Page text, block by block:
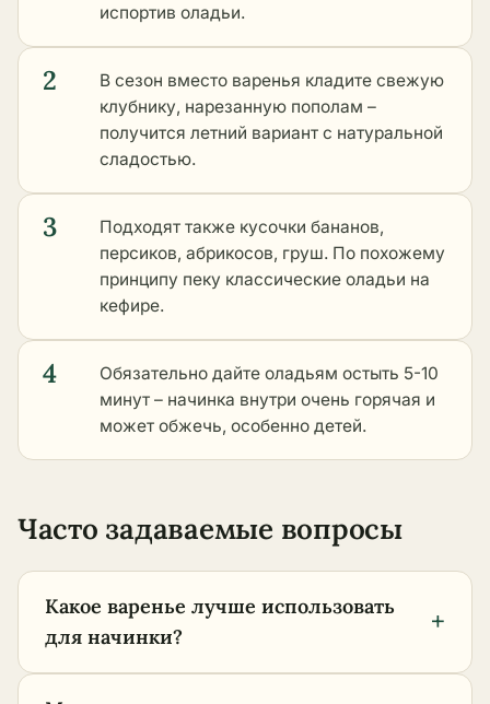
испортив оладьи.
2
В сезон вместо варенья кладите свежую
клубнику, нарезанную пополам –
получится летний вариант с натуральной
сладостью.
3
Подходят также кусочки бананов,
персиков, абрикосов, груш. По похожему
принципу пеку классические оладьи на
кефире.
4
Обязательно дайте оладьям остыть 5-10
минут – начинка внутри очень горячая и
может обжечь, особенно детей.
Часто задаваемые вопросы
Какое варенье лучше использовать
для начинки?
+